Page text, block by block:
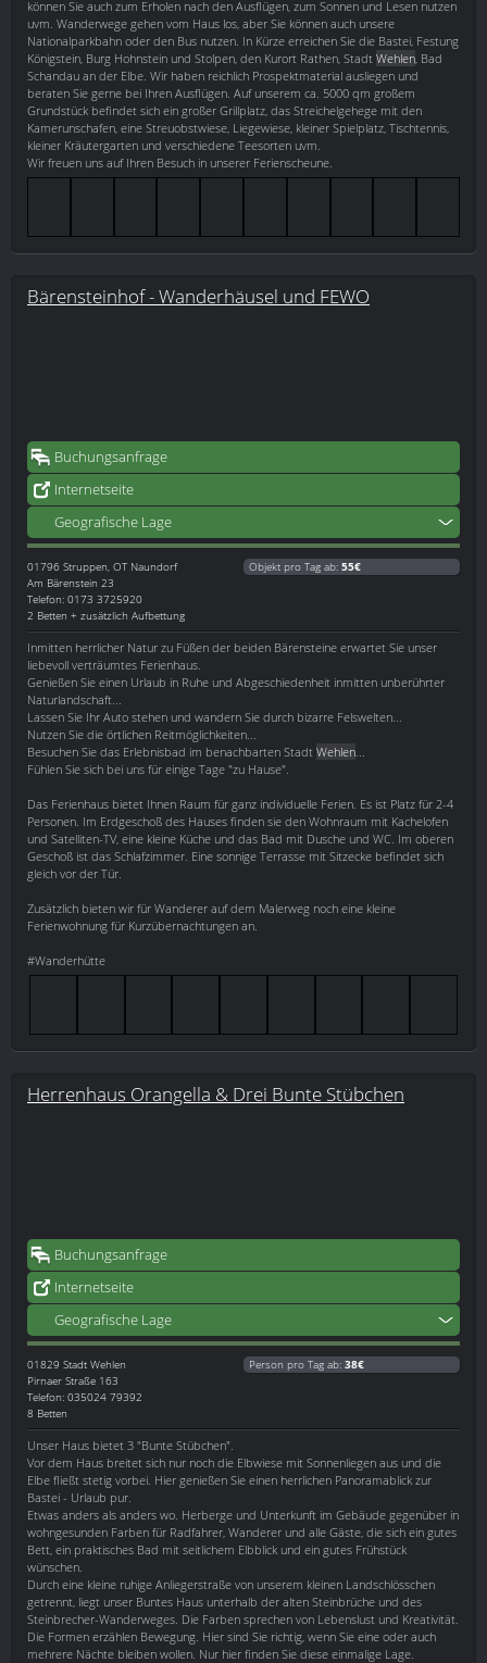
können Sie auch zum Erholen nach den Ausflügen, zum Sonnen und Lesen nutzen
uvm. Wanderwege gehen vom Haus los, aber Sie können auch unsere
Nationalparkbahn oder den Bus nutzen. In Kürze erreichen Sie die Bastei, Festung
Königstein, Burg Hohnstein und Stolpen, den Kurort Rathen, Stadt Wehlen , Bad
Schandau an der Elbe. Wir haben reichlich Prospektmaterial ausliegen und
beraten Sie gerne bei Ihren Ausflügen. Auf unserem ca. 5000 qm großem
Grundstück befindet sich ein großer Grillplatz, das Streichelgehege mit den
Kamerunschafen, eine Streuobstwiese, Liegewiese, kleiner Spielplatz, Tischtennis,
kleiner Kräutergarten und verschiedene Teesorten uvm.
Wir freuen uns auf Ihren Besuch in unserer Ferienscheune.
Bärensteinhof - Wanderhäusel und FEWO
Buchungsanfrage
Internetseite
Geografische Lage
01796 Struppen, OT Naundorf
Am Bärenstein 23
Telefon: 0173 3725920
2 Betten + zusätzlich Aufbettung
Objekt pro Tag ab: 55€
Inmitten herrlicher Natur zu Füßen der beiden Bärensteine erwartet Sie unser
liebevoll verträumtes Ferienhaus.
Genießen Sie einen Urlaub in Ruhe und Abgeschiedenheit inmitten unberührter
Naturlandschaft...
Lassen Sie Ihr Auto stehen und wandern Sie durch bizarre Felswelten...
Nutzen Sie die örtlichen Reitmöglichkeiten...
Besuchen Sie das Erlebnisbad im benachbarten Stadt Wehlen
Fühlen Sie sich bei uns für einige Tage "zu Hause".
Das Ferienhaus bietet Ihnen Raum für ganz individuelle Ferien. Es ist Platz für 2-4
Personen. Im Erdgeschoß des Hauses finden sie den Wohnraum mit Kachelofen
und Satelliten-TV, eine kleine Küche und das Bad mit Dusche und WC. Im oberen
Geschoß ist das Schlafzimmer. Eine sonnige Terrasse mit Sitzecke befindet sich
gleich vor der Tür.
Zusätzlich bieten wir für Wanderer auf dem Malerweg noch eine kleine
Ferienwohnung für Kurzübernachtungen an.
#Wanderhütte
Herrenhaus Orangella & Drei Bunte Stübchen
Buchungsanfrage
Internetseite
Geografische Lage
01829 Stadt Wehlen
Pirnaer Straße 163
Telefon: 035024 79392
8 Betten
Person pro Tag ab: 38€
Unser Haus bietet 3 "Bunte Stübchen".
Vor dem Haus breitet sich nur noch die Elbwiese mit Sonnenliegen aus und die
Elbe fließt stetig vorbei. Hier genießen Sie einen herrlichen Panoramablick zur
Bastei - Urlaub pur.
Etwas anders als anders wo. Herberge und Unterkunft im Gebäude gegenüber in
wohngesunden Farben für Radfahrer, Wanderer und alle Gäste, die sich ein gutes
Bett, ein praktisches Bad mit seitlichem Elbblick und ein gutes Frühstück
wünschen.
Durch eine kleine ruhige Anliegerstraße von unserem kleinen Landschlösschen
getrennt, liegt unser Buntes Haus unterhalb der alten Steinbrüche und des
Steinbrecher-Wanderweges. Die Farben sprechen von Lebenslust und Kreativität.
Die Formen erzählen Bewegung. Hier sind Sie richtig, wenn Sie eine oder auch
mehrere Nächte bleiben wollen. Nur hier finden Sie diese einmalige Lage.